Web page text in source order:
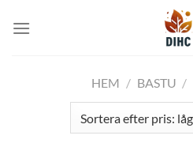
HEM / BASTU /